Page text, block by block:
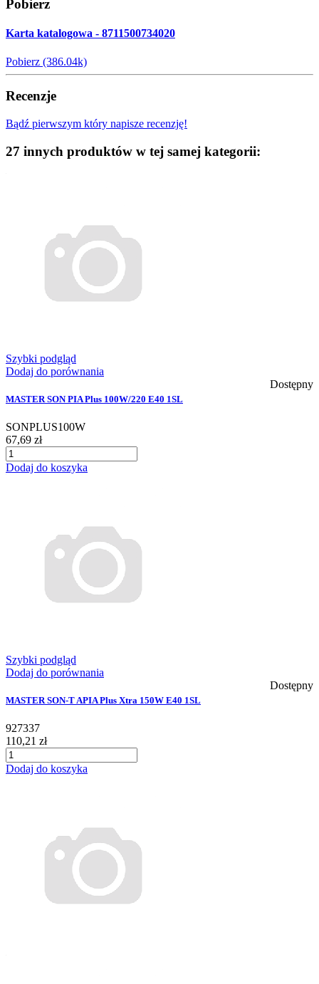
Pobierz
Karta katalogowa - 8711500734020
Pobierz (386.04k)
Recenzje
Bądź pierwszym który napisze recenzję!
27 innych produktów w tej samej kategorii:
Szybki podgląd
Dodaj do porównania
Dostępny
MASTER SON PIA Plus 100W/220 E40 1SL
SONPLUS100W
67,69 zł
Dodaj do koszyka
Szybki podgląd
Dodaj do porównania
Dostępny
MASTER SON-T APIA Plus Xtra 150W E40 1SL
927337
110,21 zł
Dodaj do koszyka